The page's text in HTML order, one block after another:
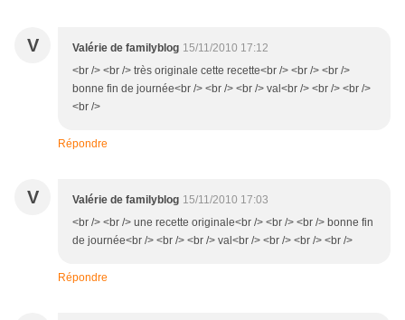
V Valérie de familyblog 15/11/2010 17:12
<br /> <br /> très originale cette recette<br /> <br /> <br />
bonne fin de journée<br /> <br /> <br /> val<br /> <br /> <br />
<br />
Répondre
V Valérie de familyblog 15/11/2010 17:03
<br /> <br /> une recette originale<br /> <br /> <br /> bonne fin
de journée<br /> <br /> <br /> val<br /> <br /> <br /> <br />
Répondre